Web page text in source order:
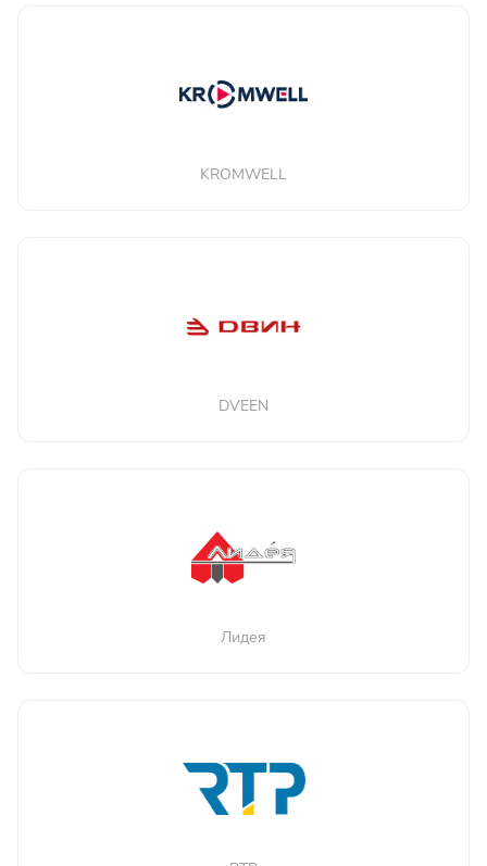
KROMWELL
DVEEN
Лидея